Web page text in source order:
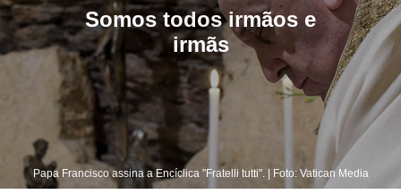
Somos todos irmãos e
irmãs
Papa Francisco assina a Encíclica "Fratelli tutti". | Foto: Vatican Media